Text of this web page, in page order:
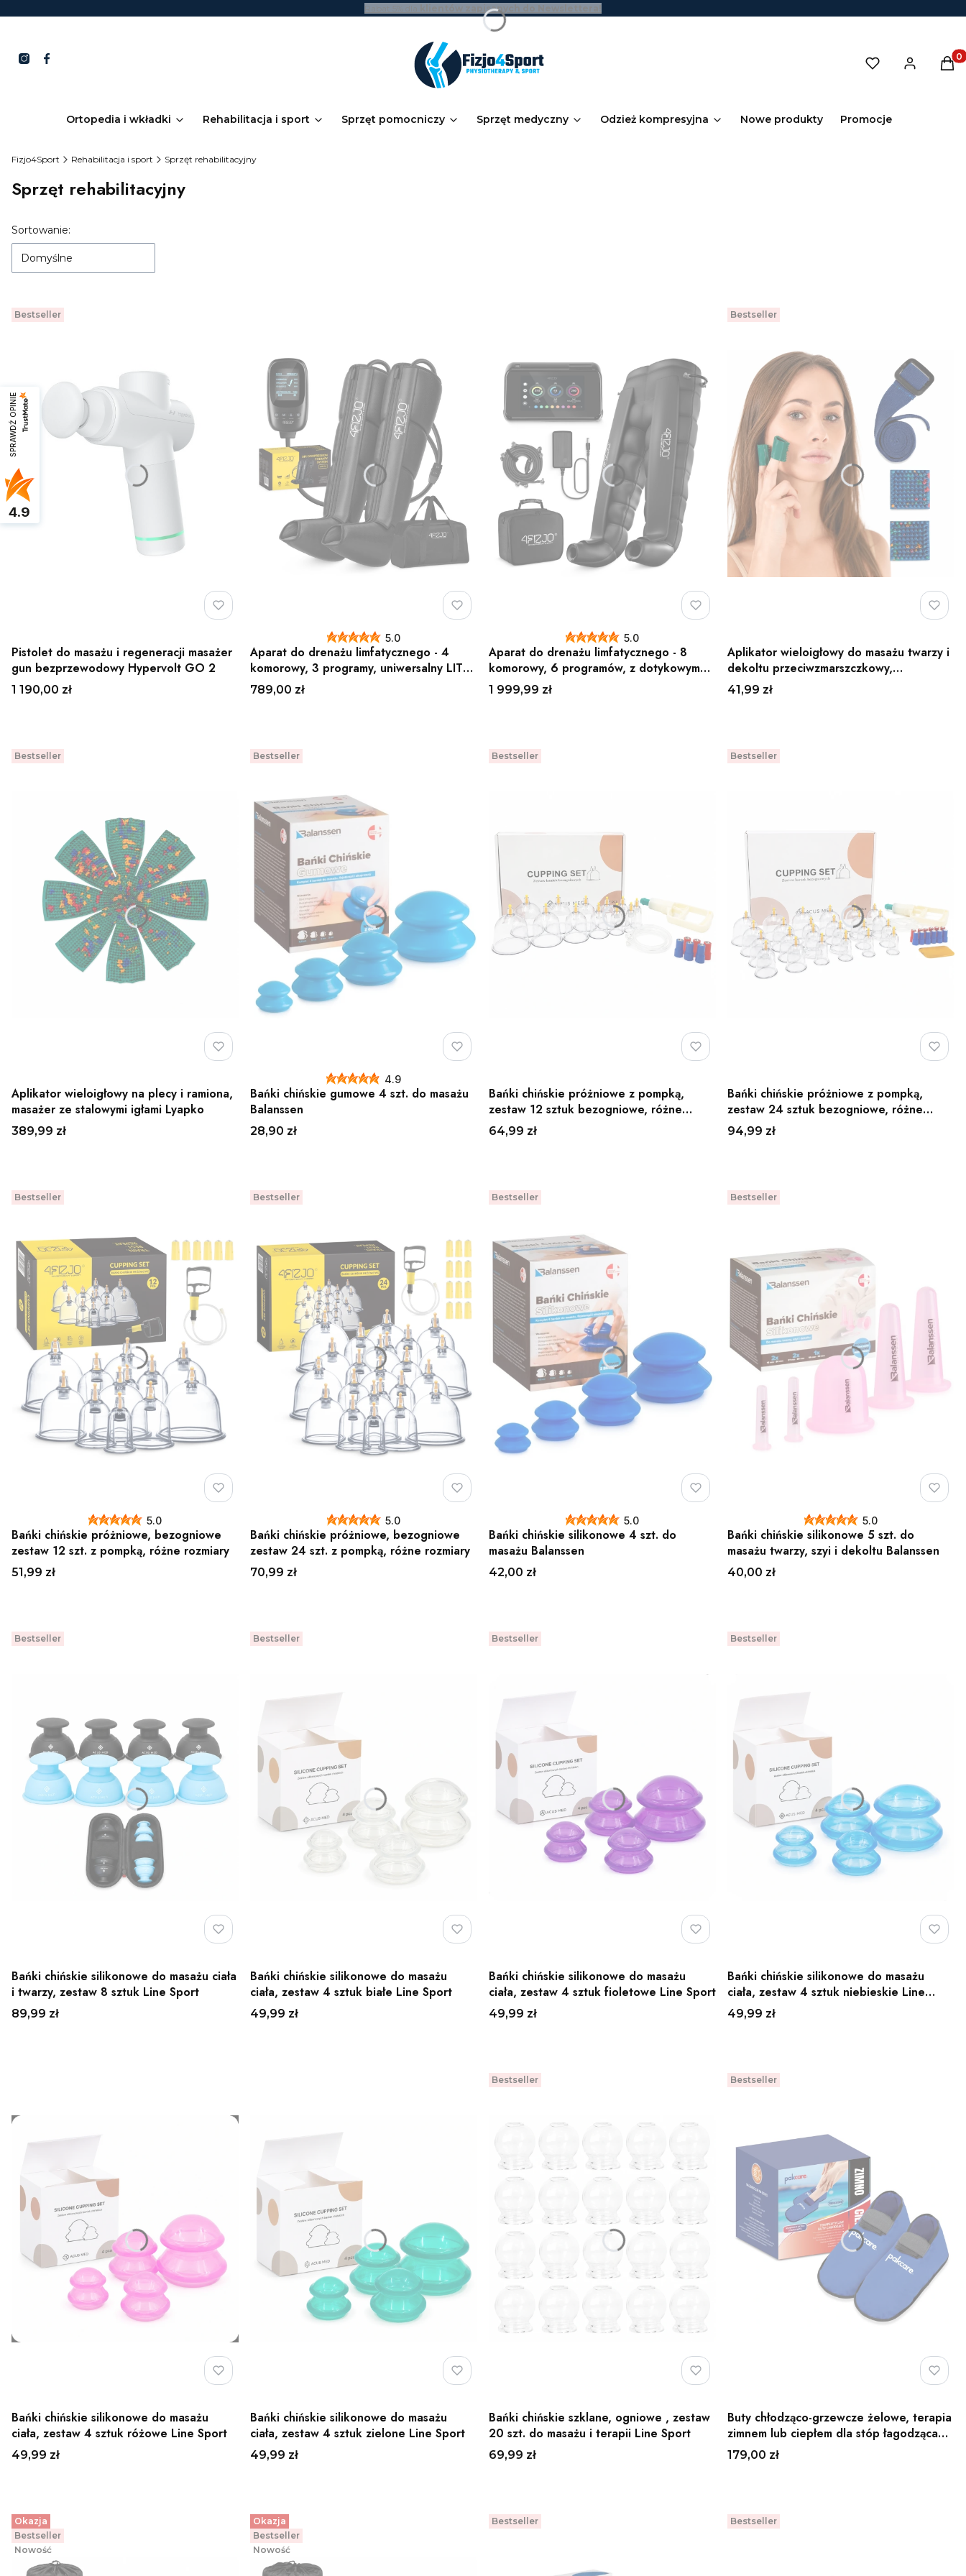
klientów zapisanych do Newslettera!
Ortopedia i wkładki Rehabilitacja i sport Sprzęt pomocniczy Sprzęt medyczny Odzież kompresyjna Nowe produkty Promocje
Fizjo4Sport Rehabilitacja i sport Sprzęt rehabilitacyjny
Sprzęt rehabilitacyjny
Lista produktów
Sortowanie:
Domyślne
Bestseller
Pistolet do masażu i regeneracji masażer
gun bezprzewodowy Hypervolt GO 2
Cena
1 190,00 zł
5.0
Aparat do drenażu limfatycznego - 4
komorowy, 3 programy, uniwersalny LITE
C4 4FIZJO
Cena
789,00 zł
5.0
Aparat do drenażu limfatycznego - 8
komorowy, 6 programów, z dotykowym
panelem EVO C8 4FIZJO
Cena
1 999,99 zł
Bestseller
Aplikator wieloigłowy do masażu twarzy i
dekoltu przeciwzmarszczkowy,
poprawiający ukrwienie Lyapko
Cena
41,99 zł
Bestseller
Aplikator wieloigłowy na plecy i ramiona,
masażer ze stalowymi igłami Lyapko
Cena
389,99 zł
Bestseller
4.9
Bańki chińskie gumowe 4 szt. do masażu
Balanssen
Cena
28,90 zł
Bestseller
Bańki chińskie próżniowe z pompką,
zestaw 12 sztuk bezogniowe, różne
rozmiary Line Sport
Cena
64,99 zł
Bestseller
Bańki chińskie próżniowe z pompką,
zestaw 24 sztuk bezogniowe, różne
rozmiary Line Sport
Cena
94,99 zł
Bestseller
5.0
Bańki chińskie próżniowe, bezogniowe
zestaw 12 szt. z pompką, różne rozmiary
Cena
51,99 zł
Bestseller
5.0
Bańki chińskie próżniowe, bezogniowe
zestaw 24 szt. z pompką, różne rozmiary
Cena
70,99 zł
Bestseller
5.0
Bańki chińskie silikonowe 4 szt. do
masażu Balanssen
Cena
42,00 zł
Bestseller
5.0
Bańki chińskie silikonowe 5 szt. do
masażu twarzy, szyi i dekoltu Balanssen
Cena
40,00 zł
Bestseller
Bańki chińskie silikonowe do masażu ciała
i twarzy, zestaw 8 sztuk Line Sport
Cena
89,99 zł
Bestseller
Bańki chińskie silikonowe do masażu
ciała, zestaw 4 sztuk białe Line Sport
Cena
49,99 zł
Bestseller
Bańki chińskie silikonowe do masażu
ciała, zestaw 4 sztuk fioletowe Line Sport
Cena
49,99 zł
Bestseller
Bańki chińskie silikonowe do masażu
ciała, zestaw 4 sztuk niebieskie Line
Sport
Cena
49,99 zł
Bańki chińskie silikonowe do masażu
ciała, zestaw 4 sztuk różowe Line Sport
Cena
49,99 zł
Bańki chińskie silikonowe do masażu
ciała, zestaw 4 sztuk zielone Line Sport
Cena
49,99 zł
Bestseller
Bańki chińskie szklane, ogniowe , zestaw
20 szt. do masażu i terapii Line Sport
Cena
69,99 zł
Bestseller
Buty chłodząco-grzewcze żelowe, terapia
zimnem lub ciepłem dla stóp łagodząca
ból i obrzęki Balanssen
Cena
179,00 zł
Okazja
Bestseller
Nowość
Okazja
Bestseller
Nowość
Bestseller Bestseller
SPRAWDŹ OPINIE
4.9